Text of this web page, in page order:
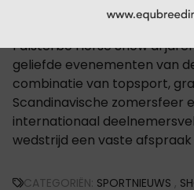
Met meer dan 60.000
Falsterbo Horse Show al
geliefde evenementen van
combinatie van topsport,
Scandinavische zomersfeer
internationaal
wedstrijd een vaste
CATEGORIËN: SPORTNIEUWS ,